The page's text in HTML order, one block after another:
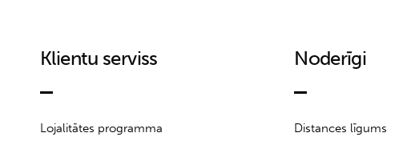
Klientu serviss
Lojalitātes programma
Noderīgi
Distances līgums